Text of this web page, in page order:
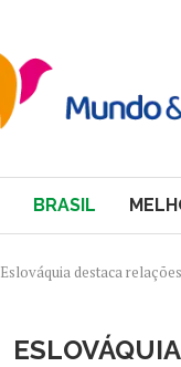
BRASIL
Eslováquia destaca